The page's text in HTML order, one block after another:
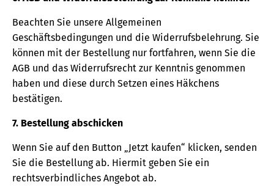
Beachten Sie unsere Allgemeinen
Geschäftsbedingungen und die Widerrufsbelehrung. Sie
können mit der Bestellung nur fortfahren, wenn Sie die
AGB und das Widerrufsrecht zur Kenntnis genommen
haben und diese durch Setzen eines Häkchens
bestätigen.
7. Bestellung abschicken
Wenn Sie auf den Button „Jetzt kaufen“ klicken, senden
Sie die Bestellung ab. Hiermit geben Sie ein
rechtsverbindliches Angebot ab.